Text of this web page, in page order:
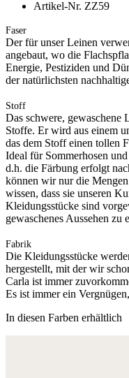
Artikel-Nr. ZZ59
Faser
Der für unser Leinen
angebaut, wo die
Energie, Pestiziden und
der natürlichsten
Stoff
Das schwere, gewaschene
Stoffe. Er wird aus einem
das dem Stoff einen tollen
Ideal für Sommerhosen
d.h. die Färbung erfolgt
können wir nur die
wissen, dass sie unseren
Kleidungsstücke sind
gewaschenes Aussehen zu
Fabrik
Die Kleidungsstücke
hergestellt, mit der wir
Carla ist immer
Es ist immer ein
In diesen Farben erhältlich